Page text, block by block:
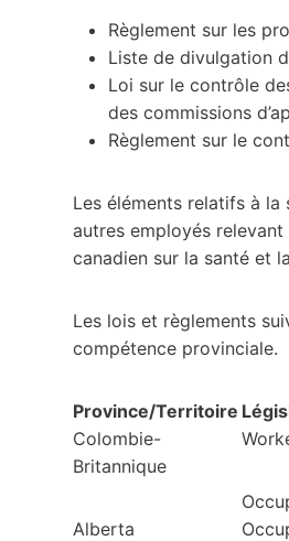
Règlement sur les
Liste de divulgation
Loi sur le contrôle
des commissions
Règlement sur le
Les éléments relatifs à la
autres employés
canadien sur la santé et
Les lois et règlements
compétence provinciale.
Province/Territoire
Colombie-
Britannique
Alberta